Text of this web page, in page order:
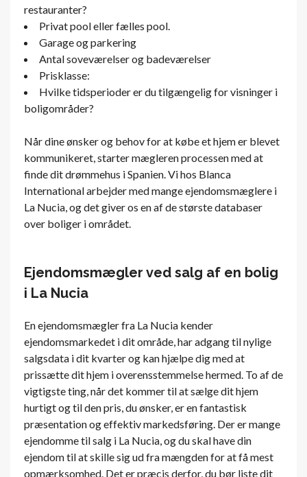
restauranter?
Privat pool eller fælles pool.
Garage og parkering
Antal soveværelser og badeværelser
Prisklasse:
Hvilke tidsperioder er du tilgængelig for visninger i
boligområder?
Når dine ønsker og behov for at købe et hjem er blevet
kommunikeret, starter mægleren processen med at
finde dit drømmehus i Spanien. Vi hos Blanca
International arbejder med mange ejendomsmæglere i
La Nucia, og det giver os en af ​​de største databaser
over boliger i området.
Ejendomsmægler ved salg af en bolig
i La Nucia
En ejendomsmægler fra La Nucia kender
ejendomsmarkedet i dit område, har adgang til nylige
salgsdata i dit kvarter og kan hjælpe dig med at
prissætte dit hjem i overensstemmelse hermed. To af de
vigtigste ting, når det kommer til at sælge dit hjem
hurtigt og til den pris, du ønsker, er en fantastisk
præsentation og effektiv markedsføring. Der er mange
ejendomme til salg i La Nucia, og du skal have din
ejendom til at skille sig ud fra mængden for at få mest
opmærksomhed. Det er præcis derfor, du bør liste dit